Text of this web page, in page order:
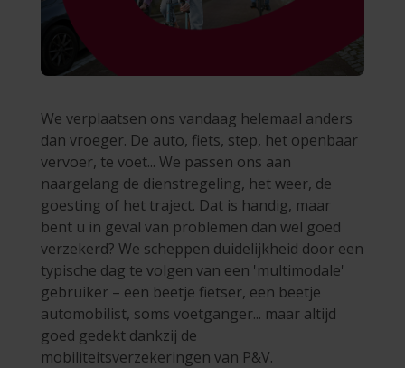
We verplaatsen ons vandaag helemaal anders
dan vroeger. De auto, fiets, step, het openbaar
vervoer, te voet... We passen ons aan
naargelang de dienstregeling, het weer, de
goesting of het traject. Dat is handig, maar
bent u in geval van problemen dan wel goed
verzekerd? We scheppen duidelijkheid door een
typische dag te volgen van een 'multimodale'
gebruiker – een beetje fietser, een beetje
automobilist, soms voetganger... maar altijd
goed gedekt dankzij de
mobiliteitsverzekeringen van P&V.